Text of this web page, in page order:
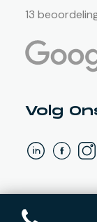
13
Volg
Gerealiseerd